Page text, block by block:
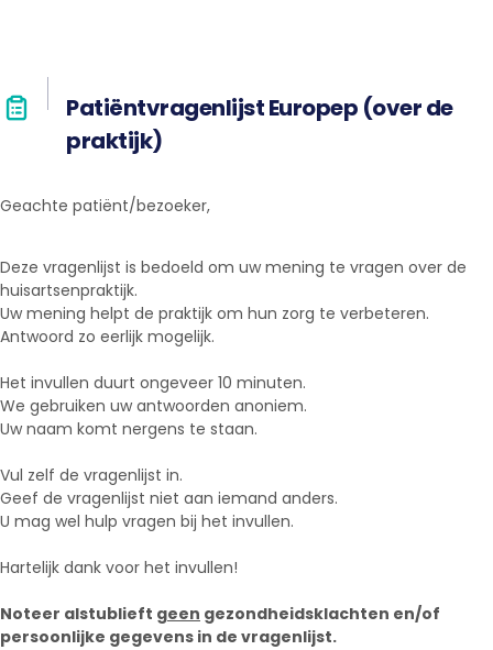
Patiëntvragenlijst Europep (over de
praktijk)
Geachte patiënt/bezoeker,
Deze vragenlijst is bedoeld om uw mening te vragen over de
huisartsenpraktijk.
Uw mening helpt de praktijk om hun zorg te verbeteren.
Antwoord zo eerlijk mogelijk.
Het invullen duurt ongeveer 10 minuten.
We gebruiken uw antwoorden anoniem.
Uw naam komt nergens te staan.
Vul zelf de vragenlijst in.
Geef de vragenlijst niet aan iemand anders.
U mag wel hulp vragen bij het invullen.
Hartelijk dank voor het invullen!
Noteer alstublieft geen gezondheidsklachten en/of
persoonlijke gegevens in de vragenlijst.